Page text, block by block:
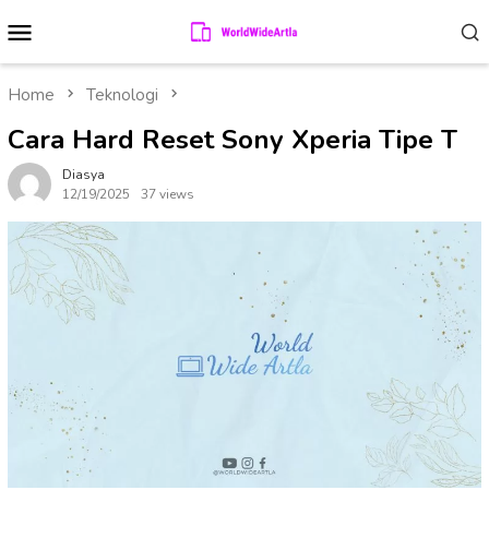
to
contentMenu
Home Teknologi
Cara Hard Reset Sony Xperia Tipe T
Diasya
12/19/2025
37 views